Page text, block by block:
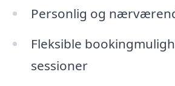
Personlig og
Fleksible
sessioner